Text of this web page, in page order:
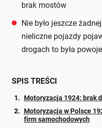
brak mostów
Nie było jeszcze
nieliczne pojazdy
drogach to była
SPIS TREŚCI
Motoryzacja 1924: brak
Motoryzacja w Polsce
firm samochodowych